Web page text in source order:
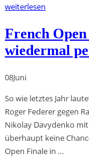
weiterlesen
French
wiedermal
08Juni
So wie letztes Jahr
Roger Federer gegen
Nikolay Davydenko
überhaupt keine
Open Finale in …